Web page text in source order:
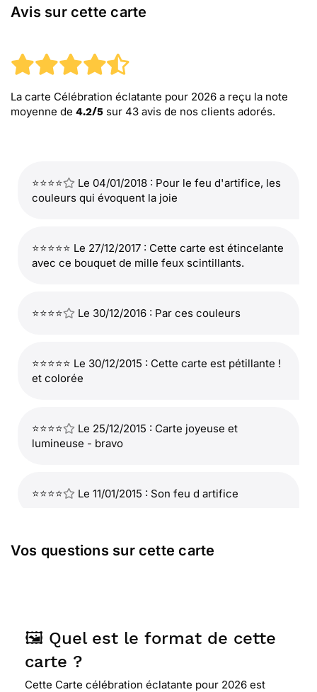
Avis sur cette carte
La carte Célébration éclatante pour 2026 a reçu la note
moyenne de 4.2/5 sur 43 avis de nos clients adorés.
⭐⭐⭐⭐
Le 04/01/2018 : Pour le feu d'artifice, les
couleurs qui évoquent la joie
⭐⭐⭐⭐⭐ Le 27/12/2017 : Cette carte est étincelante
avec ce bouquet de mille feux scintillants.
⭐⭐⭐⭐ Le 30/12/2016 : Par ces couleurs
⭐⭐⭐⭐⭐ Le 30/12/2015 : Cette carte est pétillante !
et colorée
⭐⭐⭐⭐
Le 25/12/2015 : Carte joyeuse et
lumineuse - bravo
⭐⭐⭐⭐ Le 11/01/2015 : Son feu d artifice
⭐⭐⭐⭐⭐ Le 05/01/2014 : Elle represente bien la
fete et le bonheur de la nouvelle annee
⭐⭐⭐⭐ Le 04/01/2014 : Très lumineuse
Vos questions sur cette carte
🖼️ Quel est le format de cette
carte ?
Cette Carte célébration éclatante pour 2026 est